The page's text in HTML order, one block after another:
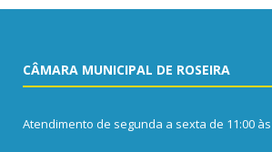
CÂMARA MUNICIPAL DE ROSEIRA
Atendimento de segunda a sexta de 11:00 às